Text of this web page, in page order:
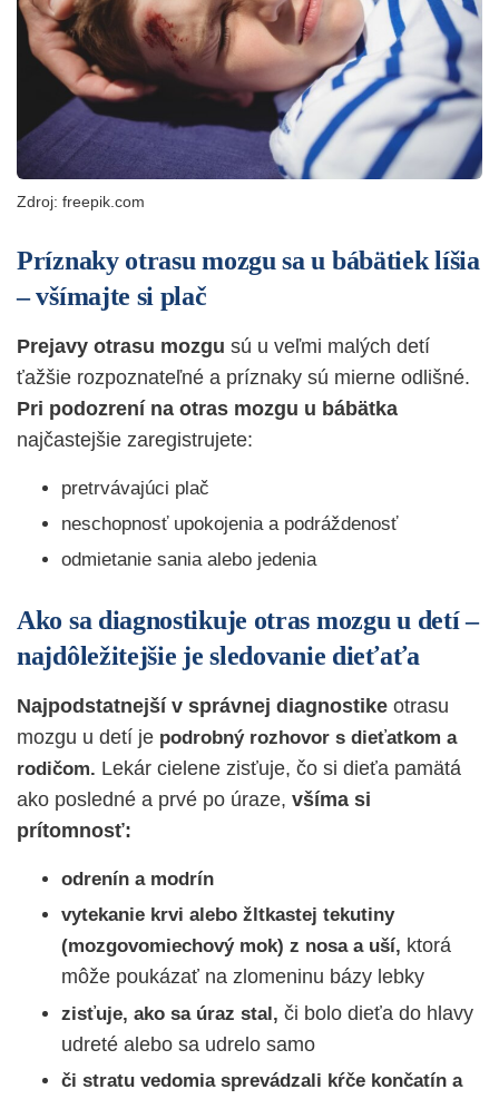
Zdroj: freepik.com
Príznaky otrasu mozgu sa u bábätiek líšia
– všímajte si plač
Prejavy otrasu mozgu sú u veľmi malých detí
ťažšie rozpoznateľné a príznaky sú mierne odlišné.
Pri podozrení na otras mozgu u bábätka
najčastejšie zaregistrujete:
pretrvávajúci plač
neschopnosť upokojenia a podráždenosť
odmietanie sania alebo jedenia
Ako sa diagnostikuje otras mozgu u detí –
najdôležitejšie je sledovanie dieťaťa
Najpodstatnejší v správnej diagnostike otrasu
mozgu u detí je podrobný rozhovor s dieťatkom a
rodičom. Lekár cielene zisťuje, čo si dieťa pamätá
ako posledné a prvé po úraze, všíma si
prítomnosť:
odrenín a modrín
vytekanie krvi alebo žltkastej tekutiny
(mozgovomiechový mok) z nosa a uší, ktorá
môže poukázať na zlomeninu bázy lebky
zisťuje, ako sa úraz stal, či bolo dieťa do hlavy
udreté alebo sa udrelo samo
či stratu vedomia sprevádzali kŕče končatín a